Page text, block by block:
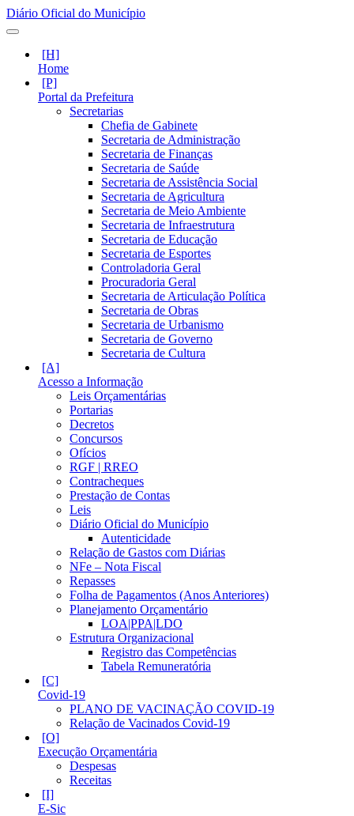
Diário Oficial do Município
Home
Portal da Prefeitura
Secretarias
Chefia de Gabinete
Secretaria de Administração
Secretaria de Finanças
Secretaria de Saúde
Secretaria de Assistência Social
Secretaria de Agricultura
Secretaria de Meio Ambiente
Secretaria de Infraestrutura
Secretaria de Educação
Secretaria de Esportes
Controladoria Geral
Procuradoria Geral
Secretaria de Articulação Política
Secretaria de Obras
Secretaria de Urbanismo
Secretaria de Governo
Secretaria de Cultura
Acesso a Informação
Leis Orçamentárias
Portarias
Decretos
Concursos
Ofícios
RGF | RREO
Contracheques
Prestação de Contas
Leis
Diário Oficial do Município
Autenticidade
Relação de Gastos com Diárias
NFe – Nota Fiscal
Repasses
Folha de Pagamentos (Anos Anteriores)
Planejamento Orçamentário
LOA|PPA|LDO
Estrutura Organizacional
Registro das Competências
Tabela Remuneratória
Covid-19
PLANO DE VACINAÇÃO COVID-19
Relação de Vacinados Covid-19
Execução Orçamentária
Despesas
Receitas
E-Sic